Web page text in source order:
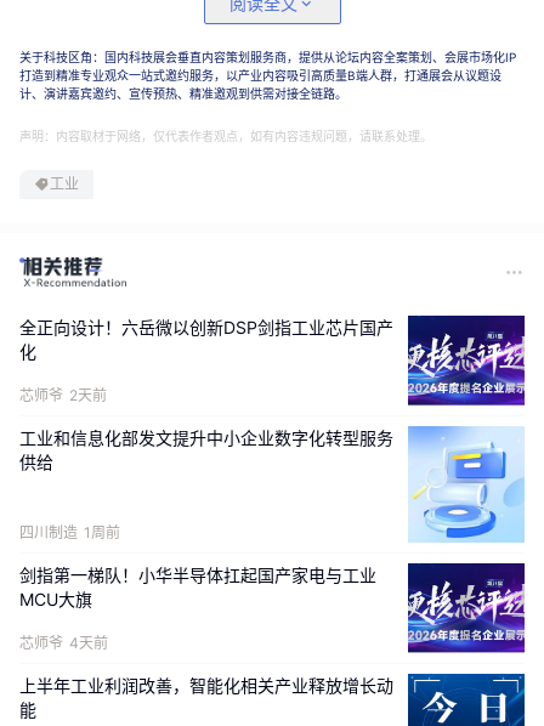
滑翔伞成为激活运动休闲产业、壮大低空经济的新动
能。
作为本地低空运动领域的领军企业，荆门亚联长期深耕
滑翔伞运营，拥有丰富的本地文旅资源与赛事IP，不仅
多次参与承办国内外滑翔伞精品赛事，还通过开发体验
课程、装备销售与文旅衍生业务，构建起覆盖“赛事运营
+休闲体验”的滑翔伞产业生态，成为东宝区低空经济发
展的核心运营主体。
关于科技区角：国内科技展会垂直内容策划服务商，提供从论坛内容全案策划、会展市场化IP
打造到精准专业观众一站式邀约服务，以产业内容吸引高质量B端人群，打通展会从议题设
计、演讲嘉宾邀约、宣传预热、精准邀观到供需对接全链路。
声明：内容取材于网络，仅代表作者观点，如有内容违规问题，请联系处理。
工业
全正向设计！六岳微以创新DSP剑指工业芯片国产
化
芯师爷 2天前
工业和信息化部发文提升中小企业数字化转型服务
供给
四川制造 1周前
剑指第一梯队！小华半导体扛起国产家电与工业
MCU大旗
芯师爷 4天前
上半年工业利润改善，智能化相关产业释放增长动
能